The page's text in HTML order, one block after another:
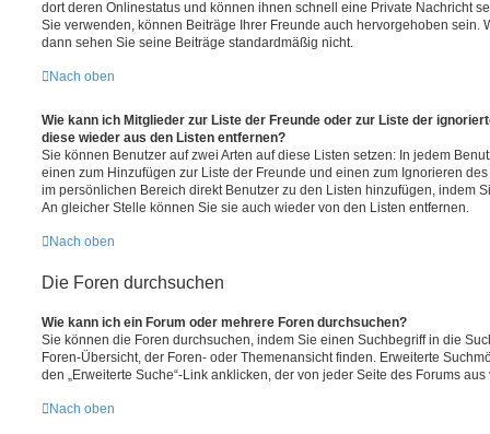
dort deren Onlinestatus und können ihnen schnell eine Private Nachricht
Sie verwenden, können Beiträge Ihrer Freunde auch hervorgehoben sein.
dann sehen Sie seine Beiträge standardmäßig nicht.
Nach oben
Wie kann ich Mitglieder zur Liste der Freunde oder zur Liste der
diese wieder aus den Listen entfernen?
Sie können Benutzer auf zwei Arten auf diese Listen setzen: In jedem
einen zum Hinzufügen zur Liste der Freunde und einen zum Ignorieren
im persönlichen Bereich direkt Benutzer zu den Listen hinzufügen, indem
An gleicher Stelle können Sie sie auch wieder von den Listen entfernen.
Nach oben
Die Foren durchsuchen
Wie kann ich ein Forum oder mehrere Foren durchsuchen?
Sie können die Foren durchsuchen, indem Sie einen Suchbegriff in die
Foren-Übersicht, der Foren- oder Themenansicht finden. Erweiterte
den „Erweiterte Suche“-Link anklicken, der von jeder Seite des Forums aus
Nach oben